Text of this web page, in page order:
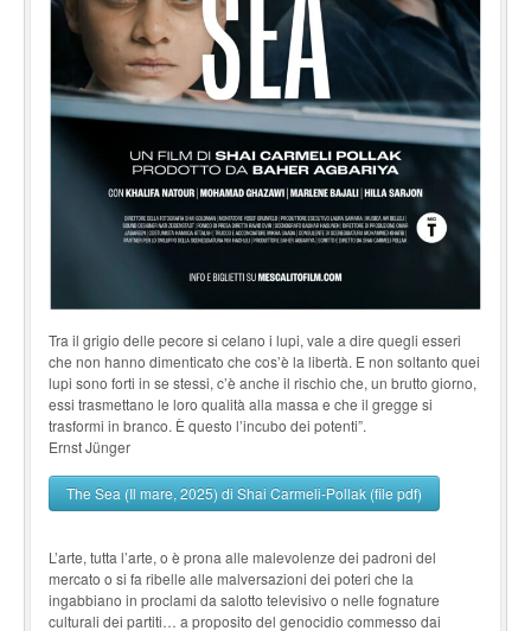
Tra il grigio delle pecore si celano i lupi, vale a dire quegli esseri
che non hanno dimenticato che cos’è la libertà. E non soltanto quei
lupi sono forti in se stessi, c’è anche il rischio che, un brutto giorno,
essi trasmettano le loro qualità alla massa e che il gregge si
trasformi in branco. È questo l’incubo dei potenti”.
Ernst Jünger
The Sea (Il mare, 2025) di Shai Carmeli-Pollak (file pdf)
L’arte, tutta l’arte, o è prona alle malevolenze dei padroni del
mercato o si fa ribelle alle malversazioni dei poteri che la
ingabbiano in proclami da salotto televisivo o nelle fognature
culturali dei partiti… a proposito del genocidio commesso dai